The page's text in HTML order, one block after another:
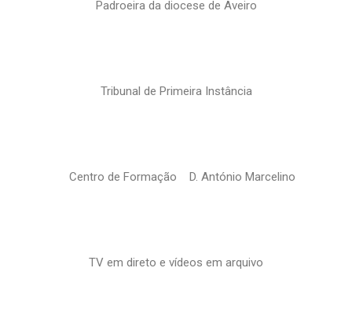
Padroeira da diocese de Aveiro
Tribunal de Primeira Instância
Centro de Formação D. António Marcelino
TV em direto e vídeos em arquivo